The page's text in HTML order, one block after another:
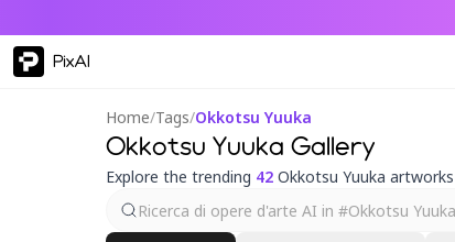
PixAI
Home/Tags/Okkotsu Yuuka
Okkotsu Yuuka Gallery
Explore the trending 42 Okkotsu Yuuka artworks